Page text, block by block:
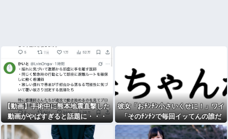
【動画】手術中に熊本地震直撃した
動画がやばすぎると話題に・・・
彼女「おﾁﾝﾁﾝ小さいくせに！」ワイ
「そのﾁﾝﾁﾝで毎回イッてんの誰だ
よ」ドンッ！wwww